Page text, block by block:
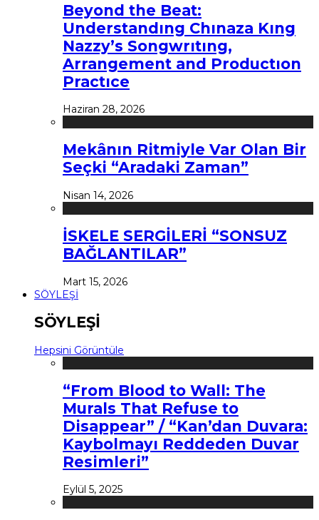
Beyond the Beat:
Understandıng Chınaza Kıng
Nazzy’s Songwrıtıng,
Arrangement and Productıon
Practıce
Haziran 28, 2026
Mekânın Ritmiyle Var Olan Bir
Seçki “Aradaki Zaman”
Nisan 14, 2026
İSKELE SERGİLERİ “SONSUZ
BAĞLANTILAR”
Mart 15, 2026
SÖYLEŞİ
SÖYLEŞİ
Hepsini Görüntüle
“From Blood to Wall: The
Murals That Refuse to
Disappear” / “Kan’dan Duvara:
Kaybolmayı Reddeden Duvar
Resimleri”
Eylül 5, 2025